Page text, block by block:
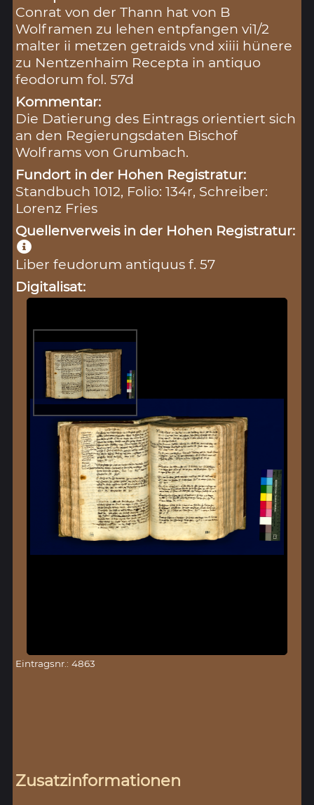
Conrat von der Thann hat von B
Wolframen zu lehen entpfangen vi1/2
malter ii metzen getraids vnd xiiii hünere
zu Nentzenhaim Recepta in antiquo
feodorum fol. 57d
Kommentar:
Die Datierung des Eintrags orientiert sich
an den Regierungsdaten Bischof
Wolframs von Grumbach.
Fundort in der Hohen Registratur:
Standbuch 1012, Folio: 134r, Schreiber:
Lorenz Fries
Quellenverweis in der Hohen Registratur:
Liber feudorum antiquus f. 57
Digitalisat:
Eintragsnr.: 4863
Zusatzinformationen